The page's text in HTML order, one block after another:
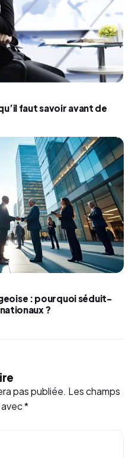
faut savoir avant de
: pourquoi séduit-
?
pas publiée. Les champs
*